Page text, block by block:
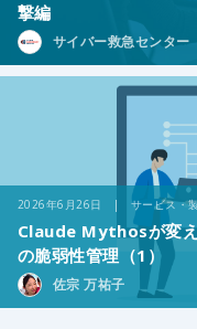
撃編
サイバー救急センター
2026年6月26日 | サービス・
Claude Mythosが変
の脆弱性管理（1）
佐宗 万祐子